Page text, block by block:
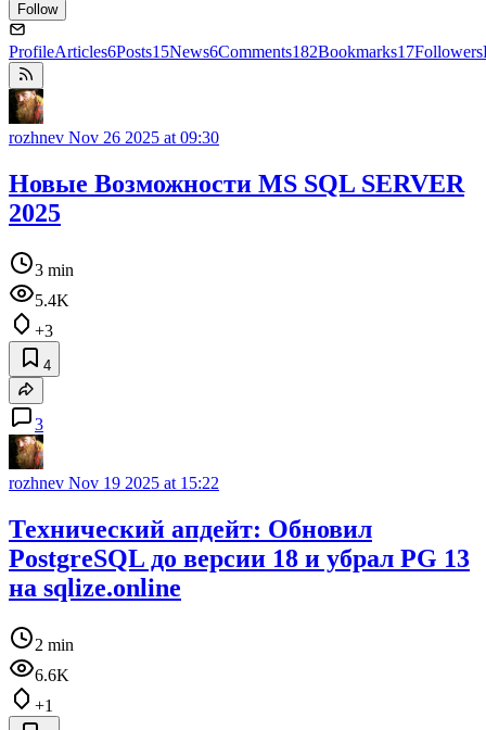
Follow
ProfileArticles6Posts15News6Comments182Bookmarks17Followers
rozhnev Nov 26 2025 at 09:30
Новые Возможности MS SQL SERVER
2025
3 min
5.4K
+3
4
3
rozhnev Nov 19 2025 at 15:22
Технический апдейт: Обновил
PostgreSQL до версии 18 и убрал PG 13
на sqlize.online
2 min
6.6K
+1